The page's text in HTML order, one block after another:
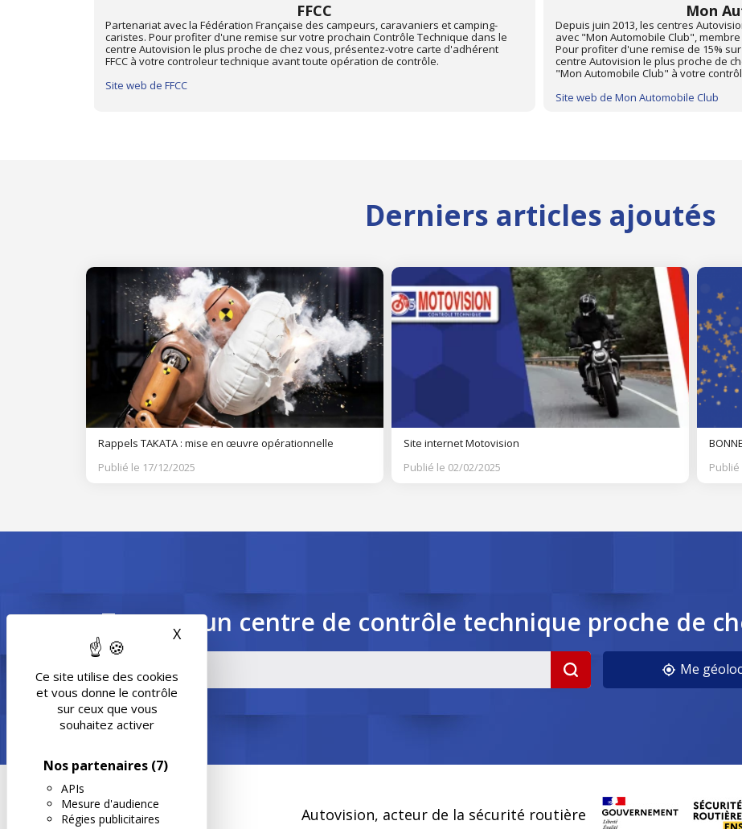
Ce site utilise des cookies
et vous donne le contrôle
sur ceux que vous
souhaitez activer
Nos partenaires (7)
APIs
Mesure d'audience
Régies publicitaires
X Masquer le bandeau des cookies
Mon Automobile Club
Depuis juin 2013, les centres Autovision des départements 67 et 68 sont partenaires
avec "Mon Automobile Club", membre de l'Union Nationale des Automobiles Clubs.
Pour profiter d'une remise de 15% sur votre prochain Contrôle Technique dans le
centre Autovision le plus proche de chez vous, présentez votre carte d'adhérent
Partenariat avec la Fédération
caristes. Pour profiter d'une remise
centre Autovision le plus proche de
FFCC à votre controleur technique
Derniers articles ajoutés
Rappels TAKATA : mise en œuvre opérationnelle
Publié le 17/12/2025
Site internet Motovision
Publié le 02/02/2025
Publié
Trouvez un centre de contrôle technique proche de
Me
Autovision, acteur de la sécurité routière